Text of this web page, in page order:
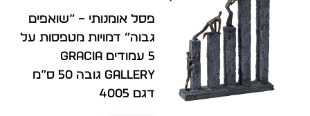
פסל אומנותי – “שואפים
גבוה” דמויות מטפסות על
5 עמודים GRACIA
GALLERY גובה 50 ס”מ
דגם 4005